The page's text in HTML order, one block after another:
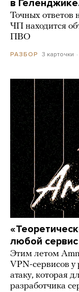
в
Точных ответов
ЧП находится
ПВО
РАЗБОР 3 карточки
любой
Этим летом
VPN-сервисов
атаку, которая
разработчика